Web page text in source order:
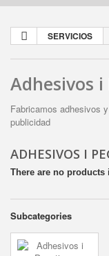
SERVICIOS
Adhesivos
Fabricamos adhesivos
publicidad
ADHESIVOS I
There are no products
Subcategories